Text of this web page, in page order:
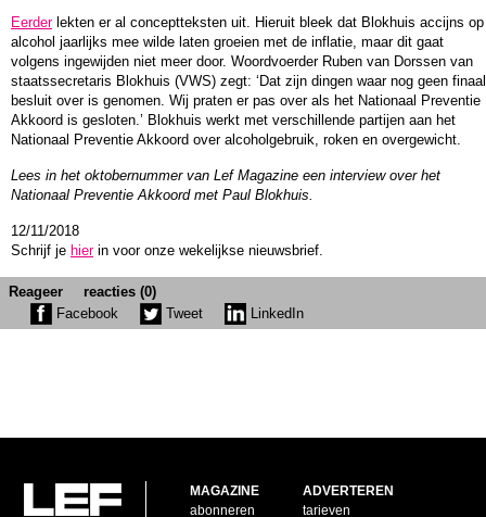
Eerderlekten er al conceptteksten uit. Hieruit bleek dat Blokhuis accijns op
alcohol jaarlijks mee wilde laten groeien met de inflatie, maar dit gaat
volgens ingewijden niet meer door. Woordvoerder Ruben van Dorssen van
staatssecretaris Blokhuis (VWS) zegt: ‘Dat zijn dingen waar nog geen finaal
besluit over is genomen. Wij praten er pas over als het Nationaal Preventie
Akkoord is gesloten.’ Blokhuis werkt met verschillende partijen aan het
Nationaal Preventie Akkoord over alcoholgebruik, roken en overgewicht.
Lees in het oktobernummer van Lef Magazine een interview over het
Nationaal Preventie Akkoord met Paul Blokhuis.
12/11/2018
Schrijf je hierin voor onze wekelijkse nieuwsbrief.
Reageer
reacties (0)
Facebook
Tweet LinkedIn
MAGAZINE
abonneren
ADVERTEREN
tarieven